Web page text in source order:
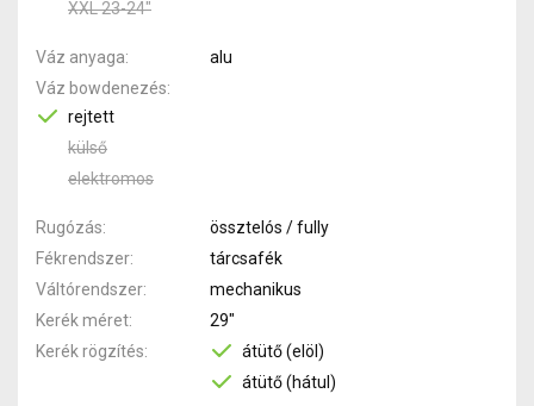
XXL 23-24"
Váz anyaga
alu
Váz bowdenezés
rejtett
külső
elektromos
Rugózás
össztelós / fully
Fékrendszer
tárcsafék
Váltórendszer
mechanikus
Kerék méret
29"
Kerék rögzítés
átütő (elöl)
átütő (hátul)